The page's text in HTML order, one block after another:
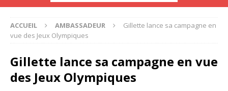
ACCUEIL AMBASSADEUR
Gillette lance sa campagne en
vue des Jeux Olympiques
Gillette lance sa campagne en vue
des Jeux Olympiques